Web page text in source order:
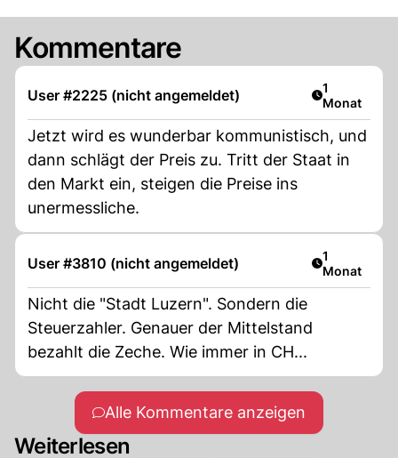
Kommentare
User #2225 (nicht angemeldet) Artikel
1
Monat
Jetzt wird es wunderbar kommunistisch, und
dann schlägt der Preis zu. Tritt der Staat in
den Markt ein, steigen die Preise ins
unermessliche.
User #3810 (nicht angemeldet) Artikel
1
Monat
Nicht die "Stadt Luzern". Sondern die
Steuerzahler. Genauer der Mittelstand
bezahlt die Zeche. Wie immer in CH...
Alle Kommentare anzeigen
Weiterlesen